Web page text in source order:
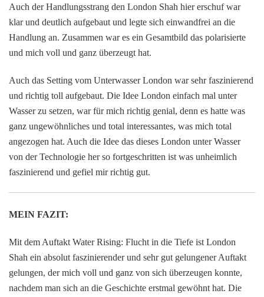
Auch der Handlungsstrang den London Shah hier erschuf war
klar und deutlich aufgebaut und legte sich einwandfrei an die
Handlung an. Zusammen war es ein Gesamtbild das polarisierte
und mich voll und ganz überzeugt hat.
Auch das Setting vom Unterwasser London war sehr faszinierend
und richtig toll aufgebaut. Die Idee London einfach mal unter
Wasser zu setzen, war für mich richtig genial, denn es hatte was
ganz ungewöhnliches und total interessantes, was mich total
angezogen hat. Auch die Idee das dieses London unter Wasser
von der Technologie her so fortgeschritten ist was unheimlich
faszinierend und gefiel mir richtig gut.
MEIN FAZIT:
Mit dem Auftakt Water Rising: Flucht in die Tiefe ist London
Shah ein absolut faszinierender und sehr gut gelungener Auftakt
gelungen, der mich voll und ganz von sich überzeugen konnte,
nachdem man sich an die Geschichte erstmal gewöhnt hat. Die